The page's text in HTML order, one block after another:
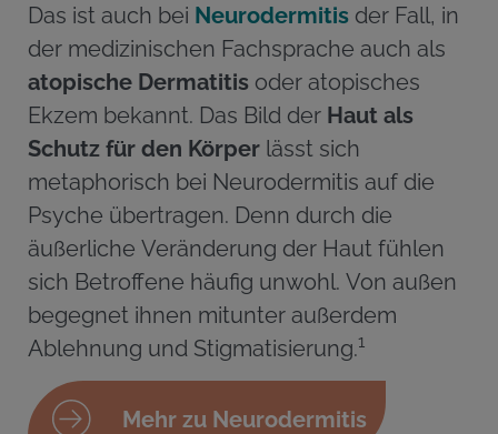
Das ist auch bei Neurodermitis der Fall, in
der medizinischen Fachsprache auch als
atopische Dermatitis oder atopisches
Ekzem bekannt. Das Bild der Haut als
Schutz für den Körper lässt sich
metaphorisch bei Neurodermitis auf die
Psyche übertragen. Denn durch die
äußerliche Veränderung der Haut fühlen
sich Betroffene häufig unwohl. Von außen
begegnet ihnen mitunter außerdem
Ablehnung und Stigmatisierung.1
Mehr zu Neurodermitis